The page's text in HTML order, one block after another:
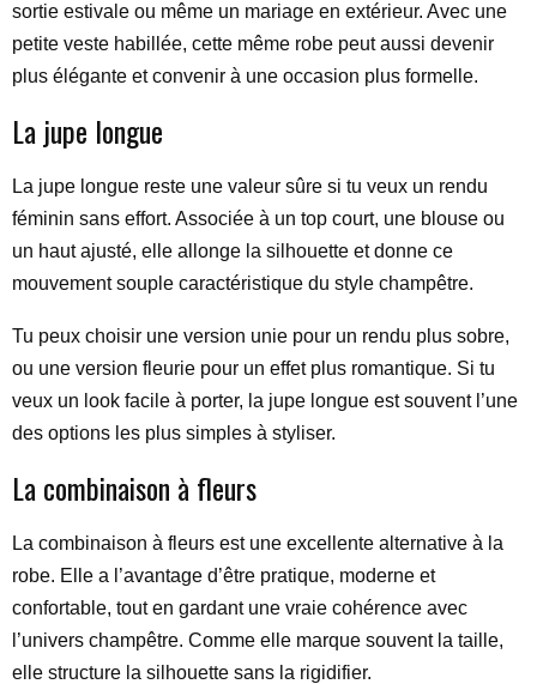
sortie estivale ou même un mariage en extérieur. Avec une
petite veste habillée, cette même robe peut aussi devenir
plus élégante et convenir à une occasion plus formelle.
La jupe longue
La jupe longue reste une valeur sûre si tu veux un rendu
féminin sans effort. Associée à un top court, une blouse ou
un haut ajusté, elle allonge la silhouette et donne ce
mouvement souple caractéristique du style champêtre.
Tu peux choisir une version unie pour un rendu plus sobre,
ou une version fleurie pour un effet plus romantique. Si tu
veux un look facile à porter, la jupe longue est souvent l’une
des options les plus simples à styliser.
La combinaison à fleurs
La combinaison à fleurs est une excellente alternative à la
robe. Elle a l’avantage d’être pratique, moderne et
confortable, tout en gardant une vraie cohérence avec
l’univers champêtre. Comme elle marque souvent la taille,
elle structure la silhouette sans la rigidifier.